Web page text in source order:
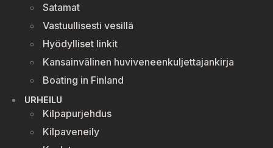
Satamat
Vastuullisesti vesillä
Hyödylliset linkit
Kansainvälinen huviveneenkuljettajankirja
Boating in Finland
URHEILU
Kilpapurjehdus
Kilpaveneily